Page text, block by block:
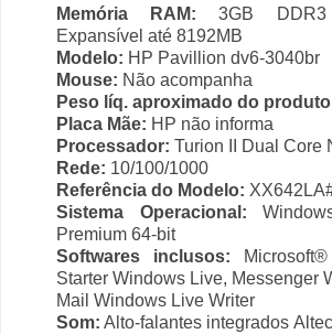
Memória RAM: 3GB
Expansível até 8192MB
Modelo: HP Pavillion dv6-3040br
Mouse: Não acompanha
Peso líq. aproximado do
Placa Mãe: HP não informa
Processador: Turion II Dual Core
Rede: 10/100/1000
Referência do Modelo:
Sistema Operacional:
Premium 64-bit
Softwares inclusos:
Starter Windows Live, Messenger
Mail Windows Live Writer
Som: Alto-falantes integrados